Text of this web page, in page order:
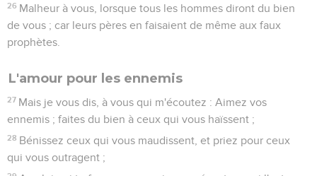
26 Malheur à vous, lorsque tous les hommes diront du bien
de vous ; car leurs pères en faisaient de même aux faux
prophètes.
L'amour pour les ennemis
27 Mais je vous dis, à vous qui m'écoutez : Aimez vos
ennemis ; faites du bien à ceux qui vous haïssent ;
28 Bénissez ceux qui vous maudissent, et priez pour ceux
qui vous outragent ;